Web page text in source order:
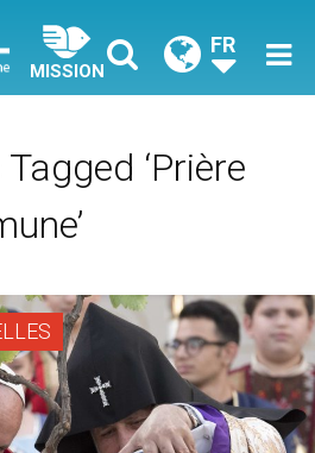
MISSION
FR
‘prière